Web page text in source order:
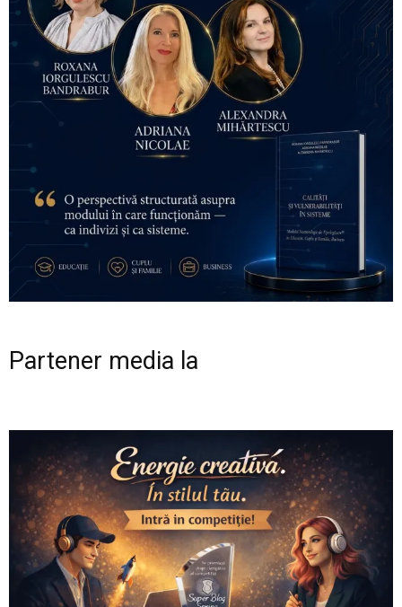
Partener media la